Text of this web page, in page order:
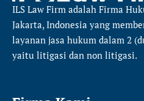
ILS Law Firm adalah Firma
Jakarta, Indonesia yang
layanan jasa hukum dalam 2
yaitu litigasi dan non litigasi.